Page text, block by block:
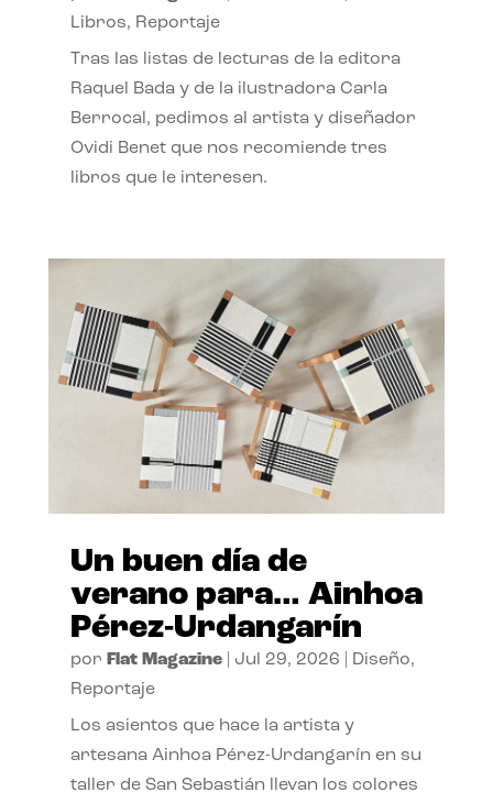
Libros, Reportaje
Tras las listas de lecturas de la editora
Raquel Bada y de la ilustradora Carla
Berrocal, pedimos al artista y diseñador
Ovidi Benet que nos recomiende tres
libros que le interesen.
Un buen día de
verano para… Ainhoa
Pérez-Urdangarín
por Flat Magazine| Jul 29, 2026 Diseño,
Reportaje
Los asientos que hace la artista y
artesana Ainhoa Pérez-Urdangarín en su
taller de San Sebastián llevan los colores